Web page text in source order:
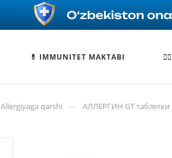
💊 IMMUNITET MAKTABI
Allergiyaga qarshi — АЛЛЕРГИН GT таблетки